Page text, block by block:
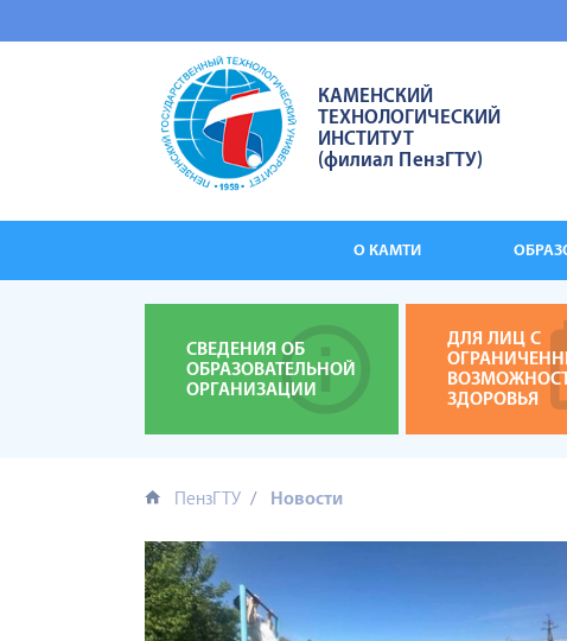
КАМЕНСКИЙ
ТЕХНОЛОГИЧЕСКИЙ
ИНСТИТУТ
(филиал ПензГТУ)
О КАМТИ
СВЕДЕНИЯ ОБ
ОБРАЗОВАТЕЛЬНОЙ
ОРГАНИЗАЦИИ
ДЛЯ ЛИЦ С
ЗДОРОВЬЯ
ПензГТУ Новости